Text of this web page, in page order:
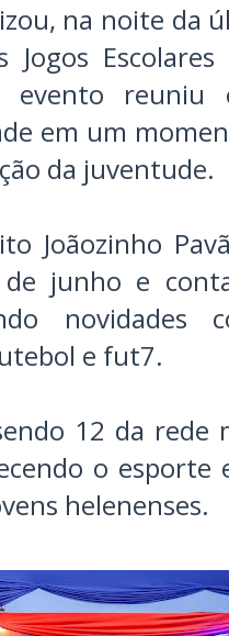
na noite da
Escolares
reuniu
em um
da juventude.
Joãozinho
junho e
novidades
e fut7.
12 da rede
o esporte
helenenses.